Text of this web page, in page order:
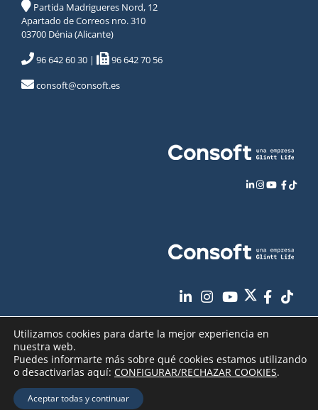
Partida Madrigueres Nord, 12
Apartado de Correos nro. 310
03700 Dénia (Alicante)
96 642 60 30 |
96 642 70 56
consoft@consoft.es
Copyright2026 - Consoft |Aviso Legal
Política de Cookies|Seguridad de sus datos
Utilizamos cookies para darte la mejor experiencia en
nuestra web.
Puedes informarte más sobre qué cookies estamos utilizando
o desactivarlas aquí: CONFIGURAR/RECHAZAR COOKIES.
Aceptar todas y continuar